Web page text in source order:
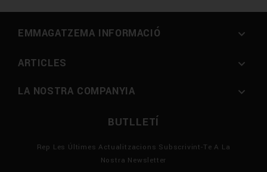
EMMAGATZEMA INFORMACIÓ 
ARTICLES

LA NOSTRA COMPANYIA

BUTLLETÍ
Rep Les Últimes Actualitzacions Subscrivint-Te A La
Nostra Newsletter